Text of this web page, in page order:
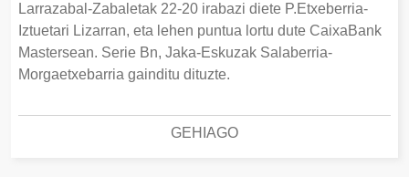
Larrazabal-Zabaletak 22-20 irabazi diete P.Etxeberria-
Iztuetari Lizarran, eta lehen puntua lortu dute CaixaBank
Mastersean. Serie Bn, Jaka-Eskuzak Salaberria-
Morgaetxebarria gainditu dituzte.
GEHIAGO